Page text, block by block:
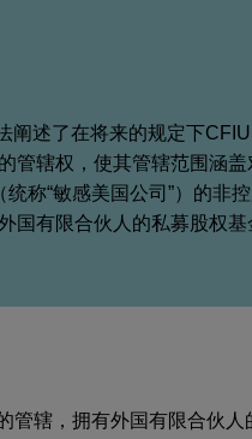
阐述了在将来的规定下
管辖权，使其管辖范围涵盖
称“敏感美国公司”）的非
国有限合伙人的私募股权基
辖，拥有外国有限合伙人